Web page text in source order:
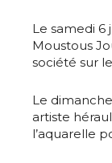
Le samedi 6
Moustous
société sur
Le dimanche
artiste
l’aquarelle